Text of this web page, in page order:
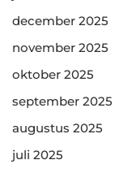
december 2025
november 2025
oktober 2025
september 2025
augustus 2025
juli 2025